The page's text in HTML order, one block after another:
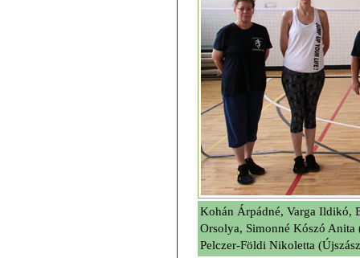
Kohán Árpádné, Varga Ildikó,
Orsolya, Simonné Kószó Anita
Pelczer-Földi Nikoletta